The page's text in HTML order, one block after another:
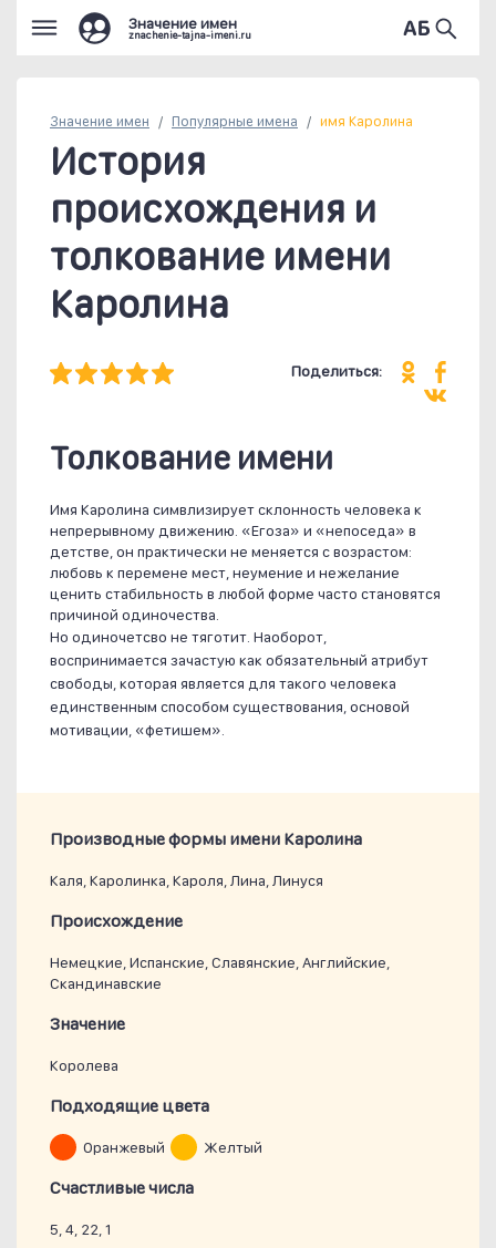
Значение имен
znachenie-tajna-imeni.ru
Значение имен Популярные имена имя Каролина
История
происхождения и
толкование имени
Каролина
Поделиться:
Толкование имени
Имя Каролина симвлизирует склонность человека к
непрерывному движению. «Егоза» и «непоседа» в
детстве, он практически не меняется с возрастом:
любовь к перемене мест, неумение и нежелание
ценить стабильность в любой форме часто становятся
причиной одиночества.
Но одиночетсво не тяготит. Наоборот,
воспринимается зачастую как обязательный атрибут
свободы, которая является для такого человека
единственным способом существования, основой
мотивации, «фетишем».
Производные формы имени Каролина
Каля, Каролинка, Кароля, Лина, Линуся
Проиcхождение
Немецкие, Испанские, Славянские, Английские,
Скандинавские
Значение
Королева
Подходящие цвета
Оранжевый Желтый
Счастливые числа
5, 4, 22, 1